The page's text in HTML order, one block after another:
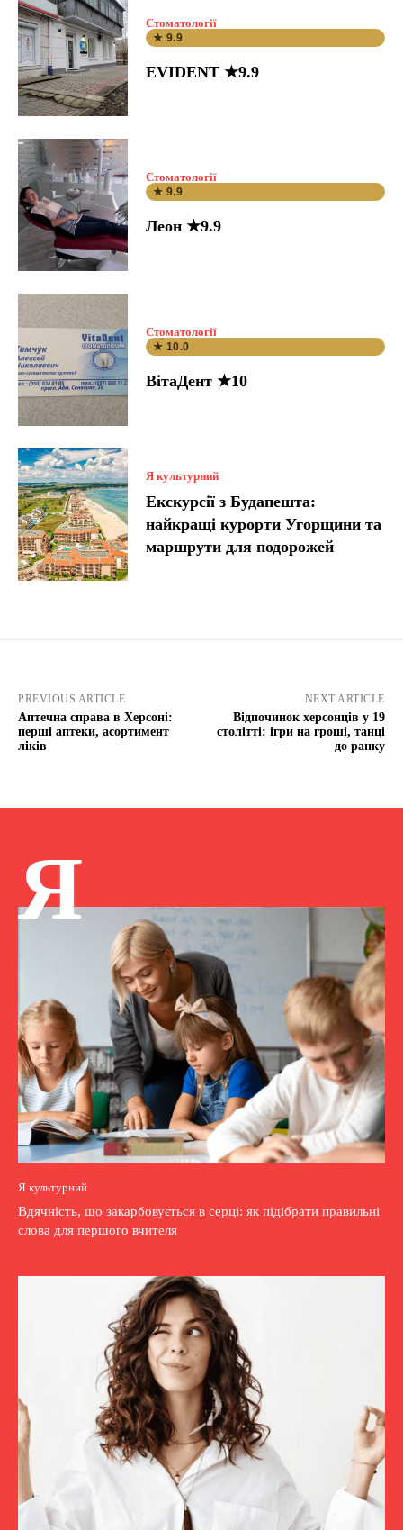
Стоматології
★ 9.9
EVIDENT ★9.9
Стоматології
★ 9.9
Леон ★9.9
Стоматології
★ 10.0
ВітаДент ★10
Я культурний
Екскурсії з Будапешта:
найкращі курорти Угорщини та
маршрути для подорожей
PREVIOUS ARTICLE
Аптечна справа в Херсоні:
перші аптеки, асортимент
ліків
NEXT ARTICLE
Відпочинок херсонців у 19
столітті: ігри на гроші, танці
до ранку
Я
Я культурний
Вдячність, що закарбовується в серці: як підібрати правильні
слова для першого вчителя